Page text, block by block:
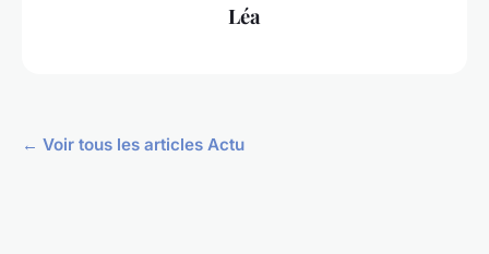
Léa
← Voir tous les articles Actu